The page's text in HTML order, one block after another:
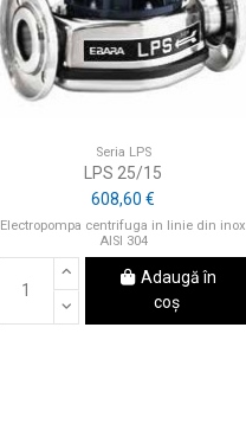
Seria LPS
LPS 25/15
608,60 €
Electropompa centrifuga in linie din inox
AISI 304
Adaugă în
coș